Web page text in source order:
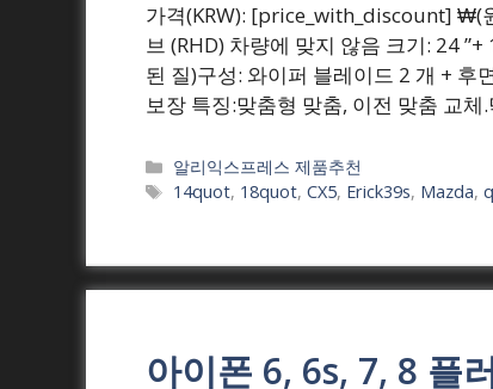
가격(KRW): [price_with_discount] ₩(
브 (RHD) 차량에 맞지 않음 크기: 24
된 질)구성: 와이퍼 블레이드 2 개 + 후
보장 특징:맞춤형 맞춤, 이전 맞춤 교체
Categories
알리익스프레스 제품추천
Tags
14quot, 18quot,CX5, Erick39s, Mazda,
아이폰 6, 6s, 7, 8 플